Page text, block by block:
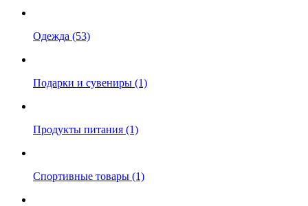
Одежда (53)
Подарки и сувениры (1)
Продукты питания (1)
Спортивные товары (1)